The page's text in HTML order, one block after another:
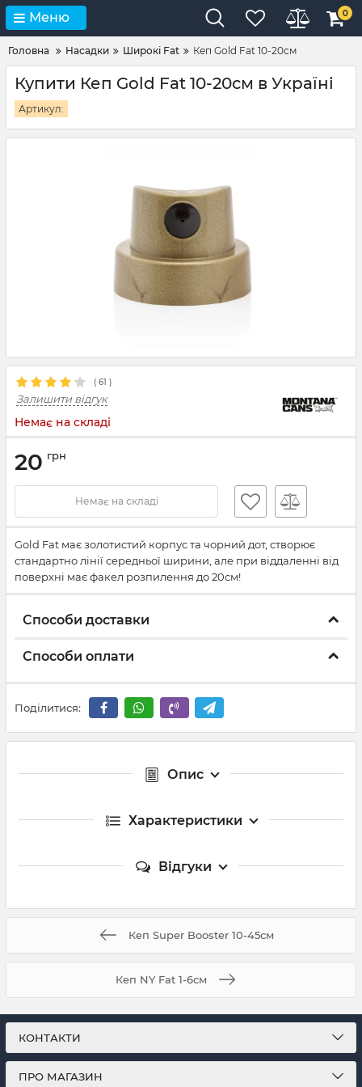
Меню 0
Головна Насадки Широкі Fat Кеп Gold Fat 10-20см
Купити Кеп Gold Fat 10-20см в Україні
Артикул:
( 61 )
Залишити відгук
Немає на складі
20 грн
Немає на складі
Gold Fat має золотистий корпус та чорний дот, створює
стандартно лінії середньої ширини, але при віддаленні від
поверхні має факел розпилення до 20см!
Способи доставки
Способи оплати
Поділитися:
Опис
Характеристики
Відгуки
Кеп Super Booster 10-45см
Кеп NY Fat 1-6см
КОНТАКТИ
ПРО МАГАЗИН